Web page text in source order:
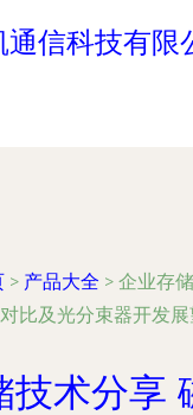
信科技有限
> 产品大全 > 企业存
比及光分束器开发展
技术分享